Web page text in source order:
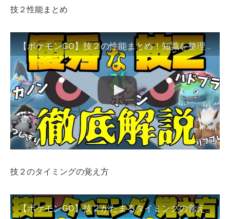
技２性能まとめ
【ポケモンGO】技２の性能まとめ！知識を整理してレベルアップしよう！
技２のタイミングの覚え方
【ポケモンGO】技２がたまるタイミングの覚え方！勝率を上げるテクニックをマスターしよう